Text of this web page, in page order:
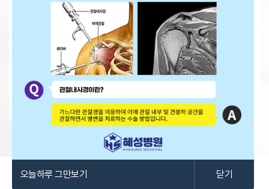
오늘하루 그만보기 닫기
어깨 관절
갑자기 어깨가 잘 안 움직일 때, 밤에 통증이 있을 때, 돌아눕기 어려운
증상이 있을 때 치료가 필요합니다.
운동 중 어깨 탈구, 골절, 힘줄손상 등이 발생할 수 있고 적절한 치료를 통해
다시 운동에 복귀할 수 있습니다.